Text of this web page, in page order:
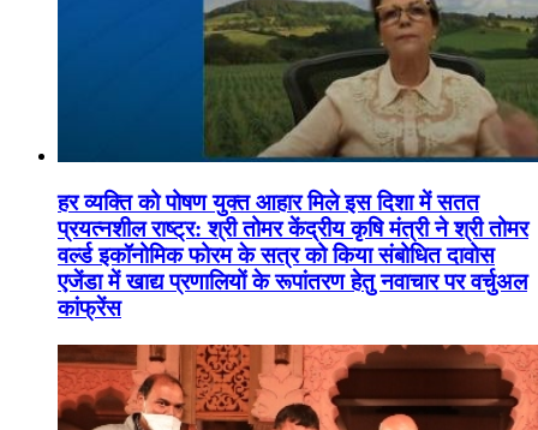
हर व्यक्ति को पोषण युक्त आहार मिले इस दिशा में सतत
प्रयत्नशील राष्ट्र: श्री तोमर केंद्रीय कृषि मंत्री ने श्री तोमर
वर्ल्ड इकॉनोमिक फोरम के सत्र को किया संबोधित दावोस
एजेंडा में खाद्य प्रणालियों के रूपांतरण हेतु नवाचार पर वर्चुअल
कांफ्रेंस